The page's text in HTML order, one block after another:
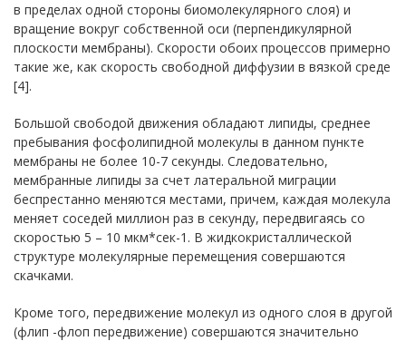
в пределах одной стороны биомолекулярного слоя) и
вращение вокруг собственной оси (перпендикулярной
плоскости мембраны). Скорости обоих процессов примерно
такие же, как скорость свободной диффузии в вязкой среде
[4].
Большой свободой движения обладают липиды, среднее
пребывания фосфолипидной молекулы в данном пункте
мембраны не более 10-7 секунды. Следовательно,
мембранные липиды за счет латеральной миграции
беспрестанно меняются местами, причем, каждая молекула
меняет соседей миллион раз в секунду, передвигаясь со
скоростью 5 – 10 мкм*сек-1. В жидкокристаллической
структуре молекулярные перемещения совершаются
скачками.
Кроме того, передвижение молекул из одного слоя в другой
(флип -флоп передвижение) совершаются значительно